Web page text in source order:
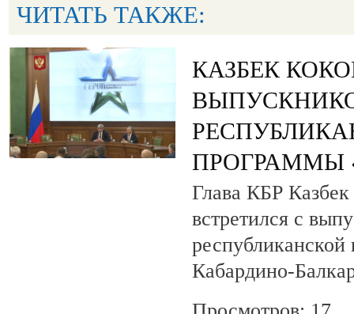
ЧИТАТЬ ТАКЖЕ:
КАЗБЕК
ПРОГРАММЫ
Глава КБР Казбек
встретился с
Кабардино-